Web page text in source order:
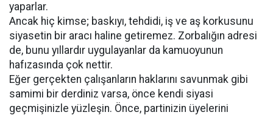
yaparlar.
Ancak hiç kimse; baskıyı, tehdidi, iş ve aş korkusunu
siyasetin bir aracı haline getiremez. Zorbalığın adresi
de, bunu yıllardır uygulayanlar da kamuoyunun
hafızasında çok nettir.
Eğer gerçekten çalışanların haklarını savunmak gibi
samimi bir derdiniz varsa, önce kendi siyasi
geçmişinizle yüzleşin. Önce, partinizin üyelerini